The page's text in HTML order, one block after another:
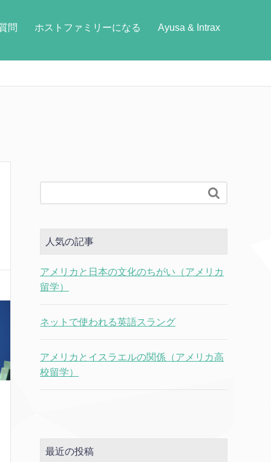
問 ホストファミリーになる Ayusa & Intrax

人気の記事
アメリカと日本の文化のちがい（アメリカ
留学）
ネットで使われる英語スラング
アメリカとイスラエルの関係（アメリカ高
校留学）
最近の投稿